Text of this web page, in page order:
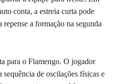
conta, a estreia curta pode
a formação na segunda
para o Flamengo. O jogador
de oscilações físicas e